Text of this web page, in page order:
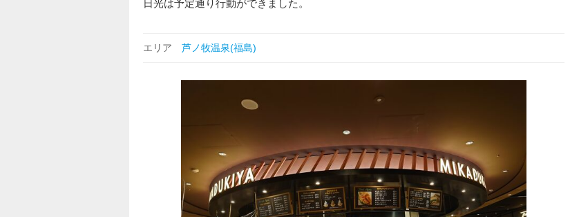
日光は予定通り行動ができました。
エリア 芦ノ牧温泉(福島)